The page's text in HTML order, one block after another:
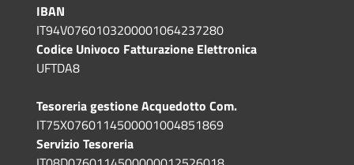
IBAN
IT94V0760103200001064237280
Codice Univoco Fatturazione Elettronica
UFTDA8
Tesoreria gestione Acquedotto Com.
IT75X0760114500001004851869
Servizio Tesoreria